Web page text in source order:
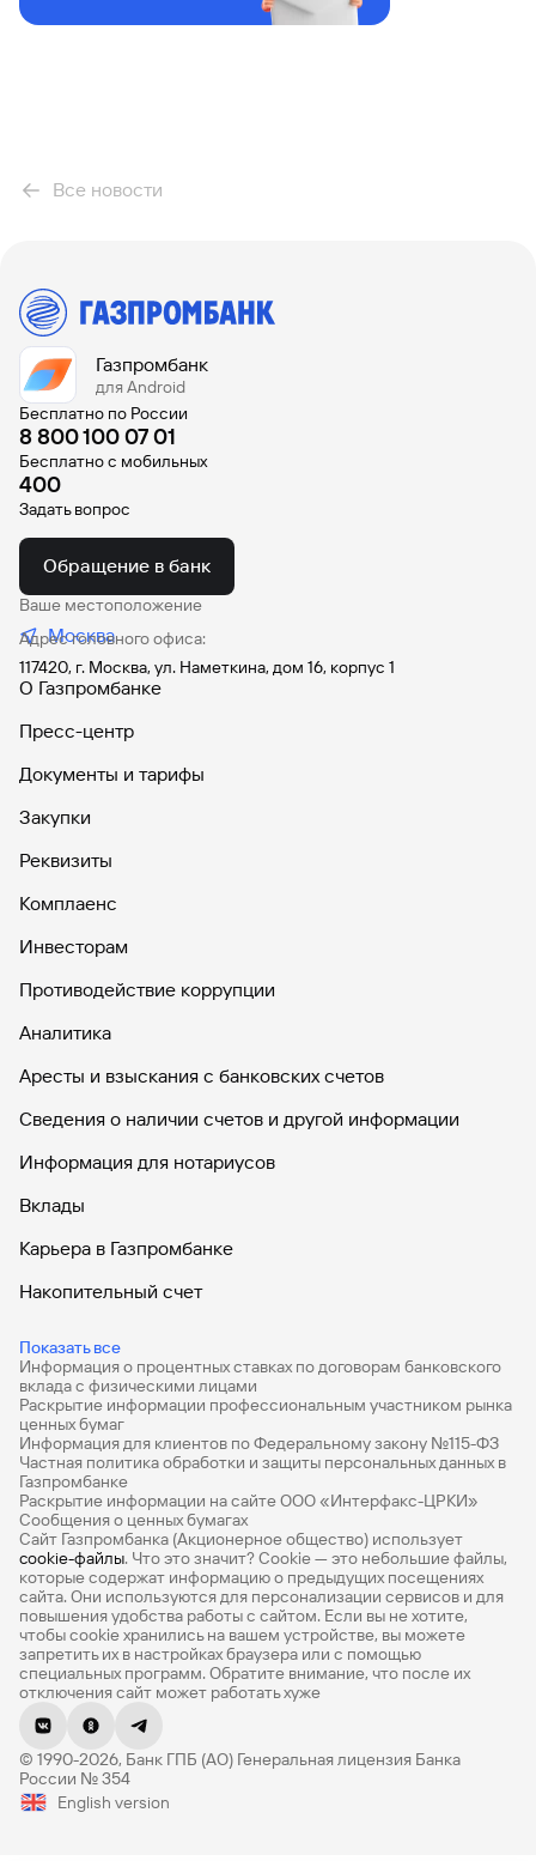
Все новости
Газпромбанк
для Android
Бесплатно по России
8 800 100 07 01
Бесплатно с мобильных
400
Задать вопрос
Обращение в банк
Ваше местоположение
Москва
Адрес головного офиса:
117420, г. Москва, ул. Наметкина, дом 16, корпус 1
О Газпромбанке
Пресс-центр
Документы и тарифы
Закупки
Реквизиты
Комплаенс
Инвесторам
Противодействие коррупции
Аналитика
Аресты и взыскания с банковских счетов
Сведения о наличии счетов и другой информации
Информация для нотариусов
Вклады
Карьера в Газпромбанке
Накопительный счет
Показать все
Дебетовые карты с бесплатным обслуживанием
Все накопительные счета
Банковские вклады на 3 месяца
Вклады с высоким процентом
Калькулятор вкладов
Виртуальные карты
Премиум
Private
РКО
ВЭД
Депозиты для бизнеса
Информация о процентных ставках по договорам банковского
вклада с физическими лицами
Раскрытие информации профессиональным участником рынка
ценных бумаг
Информация для клиентов по Федеральному закону №115-ФЗ
Частная политика обработки и защиты персональных данных в
Газпромбанке
Раскрытие информации на сайте ООО «Интерфакс-ЦРКИ»
Сообщения о ценных бумагах
Сайт Газпромбанка (Акционерное общество) использует
cookie-файлы. Что это значит? Сookie — это небольшие файлы,
которые содержат информацию о предыдущих посещениях
сайта. Они используются для персонализации сервисов и для
повышения удобства работы с сайтом. Если вы не хотите,
чтобы сookie хранились на вашем устройстве, вы можете
запретить их в настройках браузера или с помощью
специальных программ. Обратите внимание, что после их
отключения сайт может работать хуже
© 1990-2026, Банк ГПБ (АО) Генеральная лицензия Банка
России № 354
English version